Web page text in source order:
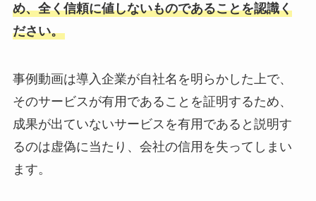
め、全く信頼に値しないものであることを認識く
ださい。
事例動画は導入企業が自社名を明らかした上で、
そのサービスが有用であることを証明するため、
成果が出ていないサービスを有用であると説明す
るのは虚偽に当たり、会社の信用を失ってしまい
ます。